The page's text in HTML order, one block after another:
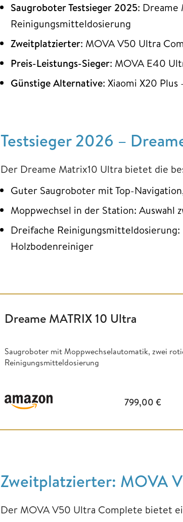
Saugroboter Testsieger 2025: Dreame
Reinigungsmitteldosierung
Zweitplatzierter: MOVA V50 Ultra
Preis-Leistungs-Sieger: MOVA E40
Günstige Alternative: Xiaomi X20
Testsieger 2026 –
Der Dreame Matrix10 Ultra bietet die
Guter Saugroboter mit Top-
Moppwechsel in der Station: Auswahl
Dreifache
Holzbodenreiniger
Dreame MATRIX 10 Ultra
Saugroboter mit Moppwechselautomatik, zwei
Reinigungsmitteldosierung
799,00 €
Zweitplatzierter: MOVA
Der MOVA V50 Ultra Complete bietet